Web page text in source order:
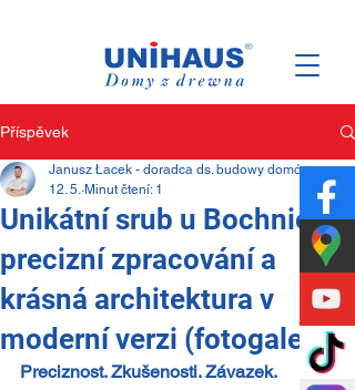
Příspěvek
Unikátní srub u Bochnie –
precizní zpracování a
krásná architektura v
moderní verzi (fotogalerie)
Janusz Łacek - doradca ds. budowy domów
12. 5. Minut čtení: 1
Preciznost. Zkušenosti. Závazek.